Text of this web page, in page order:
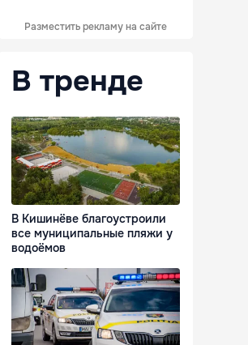
Разместить рекламу на сайте
В тренде
В Кишинёве благоустроили
все муниципальные пляжи у
водоёмов